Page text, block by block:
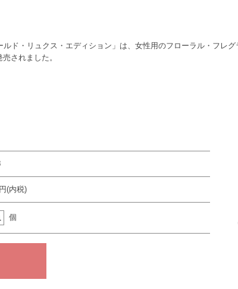
ド・リュクス・エディション」は、女性用のフローラル・フレ
されました。
(内税)
個